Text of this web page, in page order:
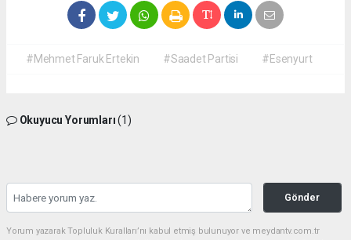
#Mehmet Faruk Ertekin #Saadet Partisi #Esenyurt
Okuyucu Yorumları(1)
Gönder
Yorum yazarak Topluluk Kuralları’nı kabul etmiş bulunuyor ve meydantv.com.tr